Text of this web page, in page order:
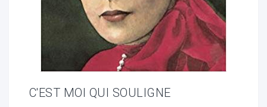
C'EST MOI QUI SOULIGNE